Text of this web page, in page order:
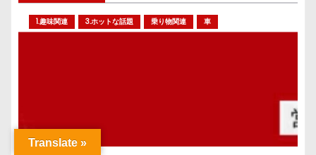
1.趣味関連 3.ホットな話題 乗り物関連 車
Translate »